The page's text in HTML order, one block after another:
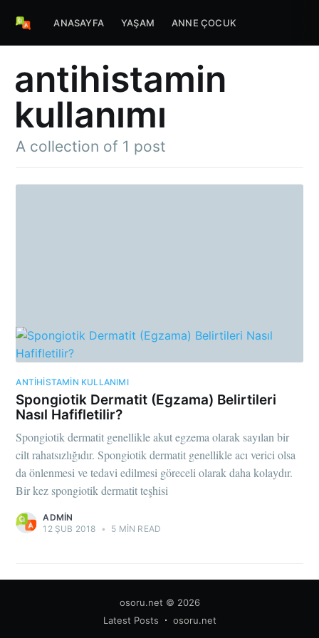
ANASAYFA YAŞAM ANNE ÇOCUK
antihistamin
kullanımı
A collection of 1 post
ANTIHISTAMIN KULLANIMI
Spongiotik Dermatit (Egzama) Belirtileri
Nasıl Hafifletilir?
Spongiotik dermatit genellikle akut egzema olarak sayılan bir
cilt rahatsızlığıdır. Spongiotik dermatit genellikle acı verici olsa
da önlenmesi ve tedavi edilmesi göreceli olarak daha kolaydır.
Bir kez spongiotik dermatit teşhisi
ADMIN
12 ŞUB 2018 • 5 MIN READ
osoru.net © 2026
Latest Posts
osoru.net